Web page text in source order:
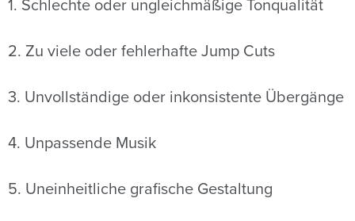
1. Schlechte oder ungleichmäßige Tonqualität
2. Zu viele oder fehlerhafte Jump Cuts
3. Unvollständige oder inkonsistente Übergänge
4. Unpassende Musik
5. Uneinheitliche grafische Gestaltung